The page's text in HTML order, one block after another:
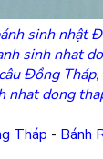
sinh nhật
sinh nhat
Đồng
nhat dong
Tháp - Bánh